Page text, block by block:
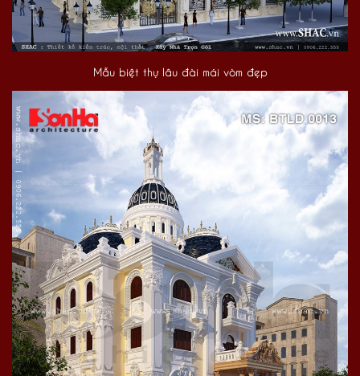
Mẫu biệt thự lâu đài mái vòm đẹp